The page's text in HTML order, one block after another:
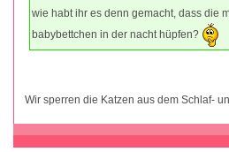
wie habt ihr es denn gemacht, dass die
babybettchen in der nacht hüpfen?
Wir sperren die Katzen aus dem Schlaf-